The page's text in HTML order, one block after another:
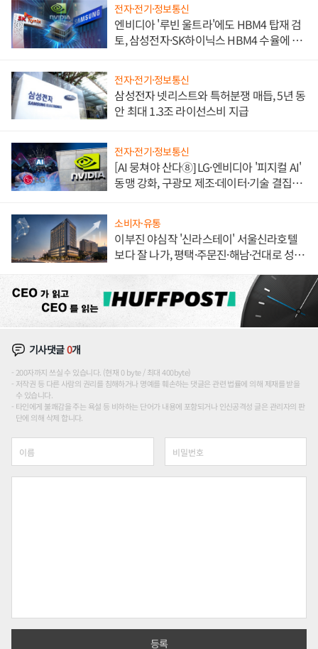
전자·전기·정보통신
엔비디아 '루빈 울트라'에도 HBM4 탑재 검
토, 삼성전자·SK하이닉스 HBM4 수율에 주
전자·전기·정보통신
삼성전자 넷리스트와 특허분쟁 매듭, 5년 동
안 최대 1.3조 라이선스비 지급
전자·전기·정보통신
[AI 뭉쳐야 산다⑧] LG·엔비디아 '피지컬 AI'
동맹 강화, 구광모 제조·데이터·기술 결집
소비자·유통
이부진 야심작 '신라스테이' 서울신라호텔
보다 잘 나가, 평택·주문진·해남·건대로 성
기사댓글0개
200자까지 쓰실 수 있습니다. (현재 0 byte / 최대 400byte)
저작권 등 다른 사람의 권리를 침해하거나 명예를 훼손하는 댓글은 관련 법률에 의해 제재를 받을
수 있습니다.
타인에게 불쾌감을 주는 욕설 등 비하하는 단어가 내용에 포함되거나 인신공격성 글은 관리자의 판
단에 의해 삭제 합니다.